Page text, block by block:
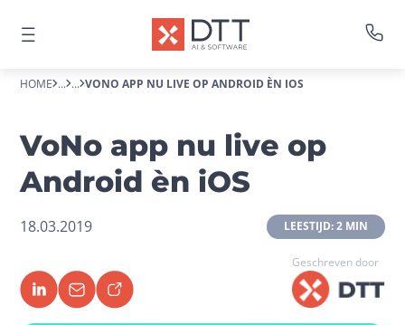
HOME ... ... VONO APP NU LIVE OP ANDROID ÈN IOS
VoNo app nu live op
Android èn iOS
18.03.2019 LEESTIJD: 2 MIN
Geschreven door